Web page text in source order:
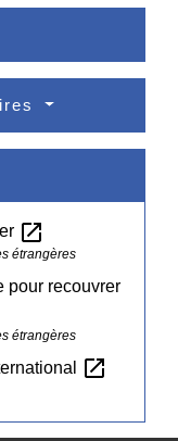
open_in_new
étrangères
pour recouvrer
étrangères
open_in_new